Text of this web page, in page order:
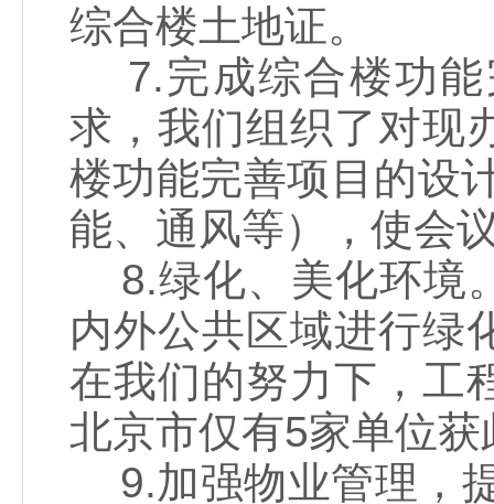
综合楼土地证。
7.完成综合楼功能
求，我们组织了对现
楼功能完善项目的设
能、通风等），使会
8.绿化、美化环境
内外公共区域进行绿
在我们的努力下，工
北京市仅有5家单位获
9.加强物业管理，